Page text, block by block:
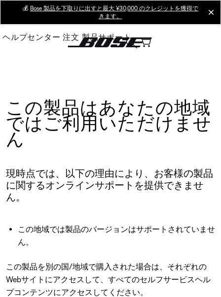
Main
💰 Bose 製品を下取りに出すと最大 ¥30,000 のクレジットを獲得で
きます。
ヘルプセンター 注文 製品サポート
この製品はあなたの地域
ではご利用いただけませ
ん
現時点では、以下の理由により、お客様の製品
に関するオンラインサポートを提供できませ
ん。
この地域では製品のバージョンはサポートされていませ
ん。
この製品を別の国/地域で購入された場合は、それぞれの
Webサイトにアクセスして、すべてのセルフサービスヘル
プコンテンツにアクセスしてください。